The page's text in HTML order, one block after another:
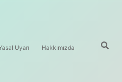
Uyarı Hakkımızda